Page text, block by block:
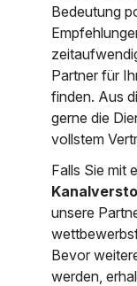
Bedeutung
Partner für
finden. Aus
gerne die
vollstem
Falls Sie mit
unsere
Bevor
werden,